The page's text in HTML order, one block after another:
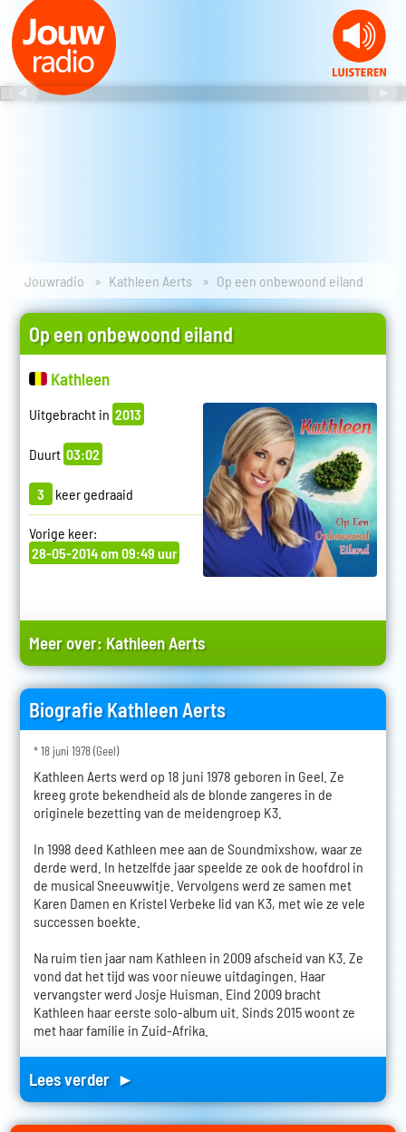
Jouwradio Kathleen Aerts Op een onbewoond eiland
Op een onbewoond eiland
Kathleen
Uitgebracht in 2013
Duurt 03:02
3 keer gedraaid
Vorige keer:
28-05-2014 om 09:49 uur
Meer over: Kathleen Aerts
Biografie Kathleen Aerts
* 18 juni 1978 (Geel)
Kathleen Aerts werd op 18 juni 1978 geboren in Geel. Ze
kreeg grote bekendheid als de blonde zangeres in de
originele bezetting van de meidengroep K3.
In 1998 deed Kathleen mee aan de Soundmixshow, waar ze
derde werd. In hetzelfde jaar speelde ze ook de hoofdrol in
de musical Sneeuwwitje. Vervolgens werd ze samen met
Karen Damen en Kristel Verbeke lid van K3, met wie ze vele
successen boekte.
Na ruim tien jaar nam Kathleen in 2009 afscheid van K3. Ze
vond dat het tijd was voor nieuwe uitdagingen. Haar
vervangster werd Josje Huisman. Eind 2009 bracht
Kathleen haar eerste solo-album uit. Sinds 2015 woont ze
met haar familie in Zuid-Afrika.
Lees verder ►